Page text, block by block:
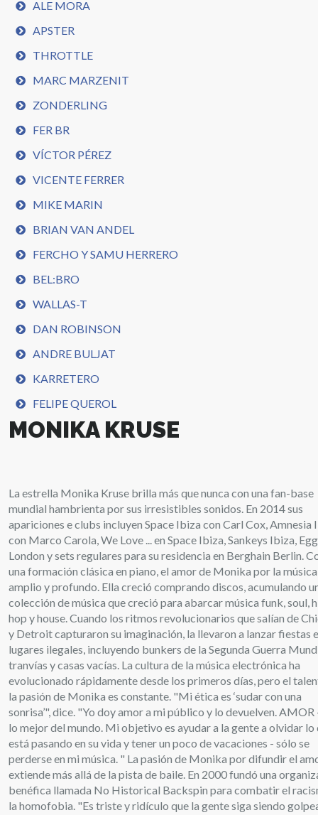
ALE MORA
APSTER
THROTTLE
MARC MARZENIT
ZONDERLING
FER BR
VÍCTOR PÉREZ
VICENTE FERRER
MIKE MARIN
BRIAN VAN ANDEL
FERCHO Y SAMU HERRERO
BEL:BRO
WALLAS-T
DAN ROBINSON
ANDRE BULJAT
KARRETERO
FELIPE QUEROL
MONIKA KRUSE
La estrella Monika Kruse brilla más que nunca con una fan-base
mundial hambrienta por sus irresistibles sonidos. En 2014 sus
apariciones e clubs incluyen Space Ibiza con Carl Cox, Amnesia
con Marco Carola, We Love ... en Space Ibiza, Sankeys Ibiza, Egg
London y sets regulares para su residencia en Berghain Berlin.
una formación clásica en piano, el amor de Monika por la
amplio y profundo. Ella creció comprando discos, acumulando
colección de música que creció para abarcar música funk, soul,
hop y house. Cuando los ritmos revolucionarios que salían de
y Detroit capturaron su imaginación, la llevaron a lanzar fiestas
lugares ilegales, incluyendo bunkers de la Segunda Guerra
tranvías y casas vacías. La cultura de la música electrónica ha
evolucionado rápidamente desde los primeros días, pero el
la pasión de Monika es constante. "Mi ética es ‘sudar con una
sonrisa’", dice. "Yo doy amor a mi público y lo devuelven. AMOR
lo mejor del mundo. Mi objetivo es ayudar a la gente a olvidar lo
está pasando en su vida y tener un poco de vacaciones - sólo se
perderse en mi música. " La pasión de Monika por difundir el
extiende más allá de la pista de baile. En 2000 fundó una
benéfica llamada No Historical Backspin para combatir el
la homofobia. "Es triste y ridículo que la gente siga siendo